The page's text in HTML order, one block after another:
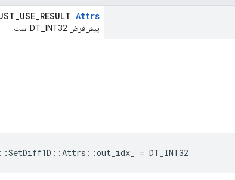
Attrs
پیش‌فرض DT_INT32 است.
= DT_INT32